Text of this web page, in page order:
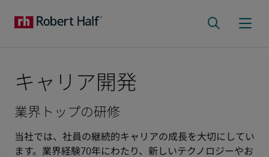
キャリア開発
業界トップの研修
当社では、社員の継続的キャリアの成長を大切にしてい
ます。業界経験70年にわたり、新しいテクノロジーやお